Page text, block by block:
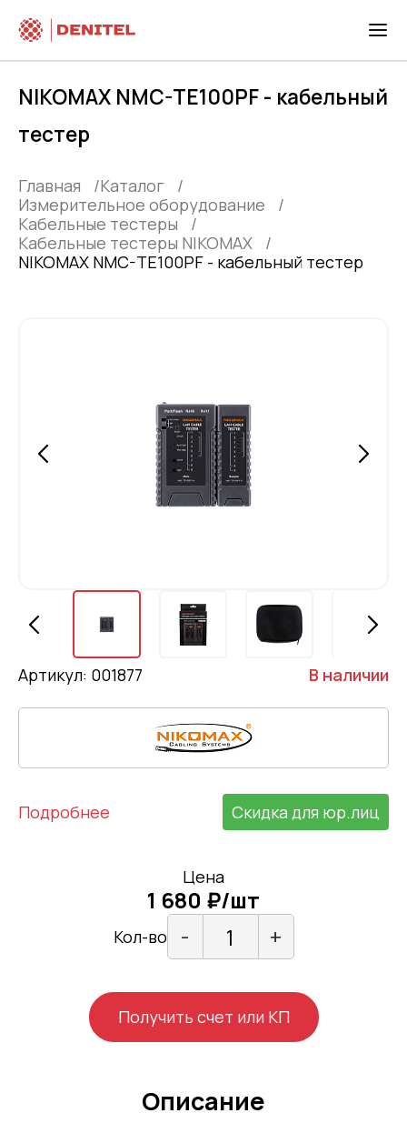
NIKOMAX NMC-TE100PF - кабельный
тестер
Главная
Каталог
Измерительное оборудование
Кабельные тестеры
Кабельные тестеры NIKOMAX
NIKOMAX NMC-TE100PF - кабельный тестер
Артикул: 001877 В наличии
Подробнее Скидка для юр.лиц
Цена
1 680 ₽/шт
Кол-во - +
Получить счет или КП
Описание